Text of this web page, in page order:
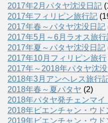
2017年2月パタヤ沈没日記
2017年フィリピン旅行記
2017年春～パタヤ沈没日記
2017年5月～6月ラオス旅行
2017年夏～パタヤ沈没日記
2017年10月フィリピン旅行
2017年～2018年パタヤ沈
2018年3月アンヘレス旅行
2018年春～夏パタヤ (2)
2018年パタヤ発チェンマ
2018年ビエンチャン・ウド
2019年ビエンチャン・ウド